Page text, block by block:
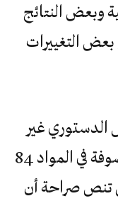
وبعض النتائج
بعض التغييرات
الدستوري غير
مطابقة للطريقة القانونية الموصوفة في المواد 84
تنص صراحة أن